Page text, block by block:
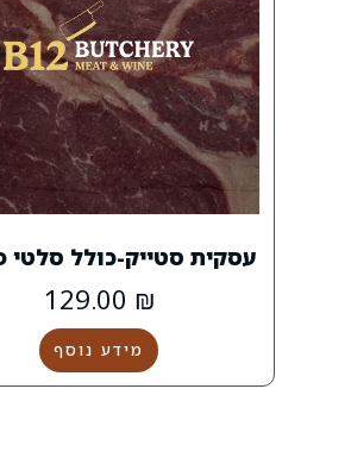
עסקית סטייק-כולל סלטי
129.00 ₪
מידע נוסף